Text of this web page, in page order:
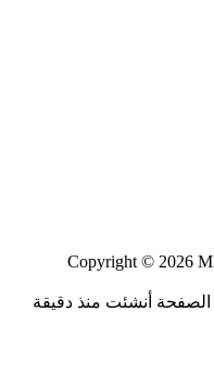
Copyright © 2026
بتوقيت جرينتش+3. هذه الصفحة أنشئت منذ دقيقة